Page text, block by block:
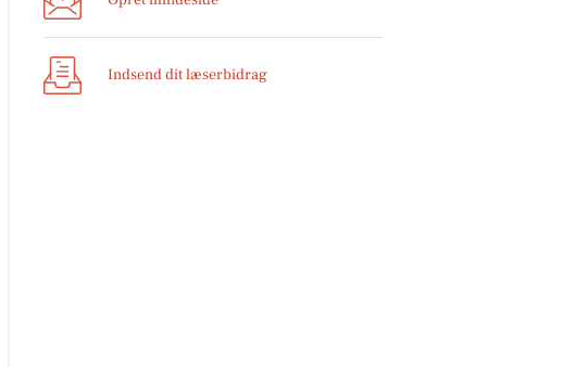
Indsend dit læserbidrag